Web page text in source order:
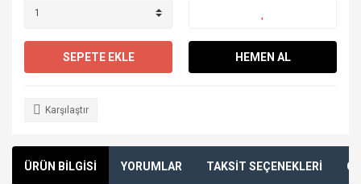
SEPETE EKLE HEMEN AL
Karşılaştır
ÜRÜN BİLGİSİ YORUMLAR TAKSİT SEÇENEKLERİ